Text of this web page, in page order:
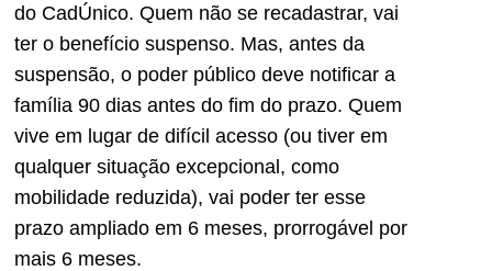
do CadÚnico. Quem não se recadastrar, vai
ter o benefício suspenso. Mas, antes da
suspensão, o poder público deve notificar a
família 90 dias antes do fim do prazo. Quem
vive em lugar de difícil acesso (ou tiver em
qualquer situação excepcional, como
mobilidade reduzida), vai poder ter esse
prazo ampliado em 6 meses, prorrogável por
mais 6 meses.